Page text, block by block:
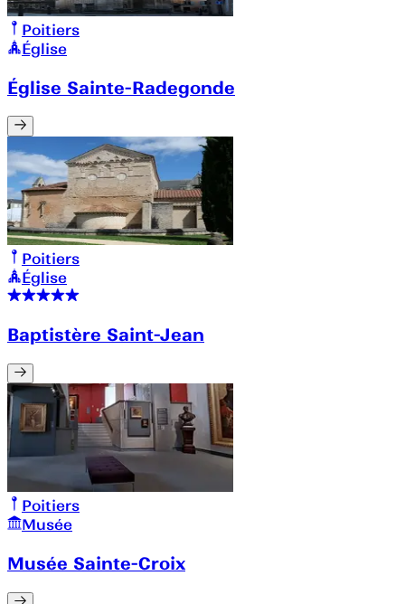
Poitiers
Église
Église Sainte-Radegonde
Poitiers
Église
Baptistère Saint-Jean
Poitiers
Musée
Musée Sainte-Croix